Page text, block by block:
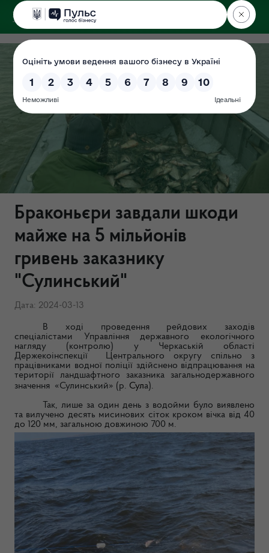
ДЕРЖЕКОІНСПЕКЦІЯ
Центрального округу
Браконьєри завдали шкоди
майже на 5 мільйонів
гривень заказнику
"Сулинський"
Дата: 2024-03-13
В ході проведення рейдових заходів
спеціалістами Управління державного екологічного
нагляду (контролю) у Черкаській області
Держекоінспекції Центрального округу спільно з
працівниками водної поліції здійснено відпрацювання на
території ландшафтного заказника загальнодержавного
значення «Сулинський» (р. Сула).
Так, лише за один день з водойми було виявлено
та вилучено десять мисинових сіток кроком вічка від 40
до 120 мм, загальною довжиною 700 м.